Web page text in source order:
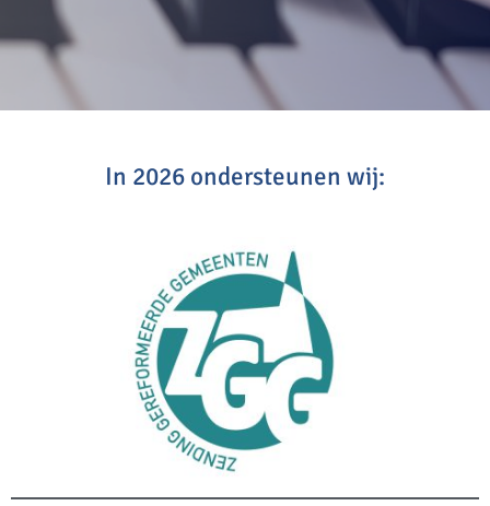
In 2026 ondersteunen wij: